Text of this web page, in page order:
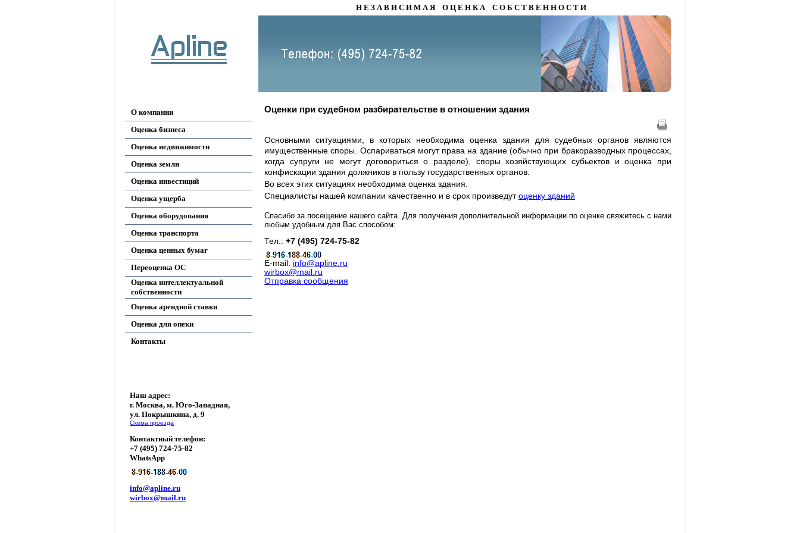
Н Е З А В И С И М А Я О Ц Е Н К А С О Б С Т В Е Н Н О С Т И
О компании
Оценка бизнеса
Оценка недвижимости
Оценка земли
Оценка инвестиций
Оценка ущерба
Оценка оборудования
Оценка транспорта
Оценка ценных бумаг
Переоценка ОС
Оценка интеллектуальной
собственности
Оценка арендной ставки
Оценка для опеки
Контакты
Наш адрес:
г. Москва, м. Юго-Западная,
ул. Покрышкина, д. 9
Схема проезда
Контактный телефон:
+7 (495) 724-75-82
WhatsApp
info@apline.ru
wirbox@mail.ru
Оценки при судебном разбирательстве в отношении здания
Основными ситуациями, в которых необходима оценка здания для судебных органов являются
имущественные споры. Оспариваться могут права на здание (обычно при бракоразводных процессах,
когда супруги не могут договориться о разделе), споры хозяйствующих субьектов и оценка при
конфискации здания должников в пользу государственных органов.
Во всех этих ситуациях необходима оценка здания.
Специалисты нашей компании качественно и в срок произведут оценку зданий
Спасибо за посещение нашего сайта. Для получения дополнительной информации по оценке свяжитесь с нами
любым удобным для Вас способом:
Тел.: +7 (495) 724-75-82
E-mail: info@apline.ru
wirbox@mail.ru
Отправка сообщения